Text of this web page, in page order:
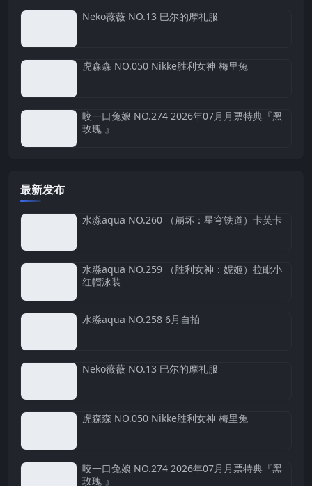
Neko薇薇 NO.13 巴尔的摩礼服
虎森森 NO.050 Nikke胜利女神 梅里兔
咬一口兔娘 NO.274 2026年07月月票特典『黑
玫瑰 』
最新发布
水淼aqua NO.260 （崩坏：星穹铁道）卡芙卡
水淼aqua NO.259 （胜利女神：妮姬）拉毗小
红帽泳装
水淼aqua NO.258 6月自拍
Neko薇薇 NO.13 巴尔的摩礼服
虎森森 NO.050 Nikke胜利女神 梅里兔
咬一口兔娘 NO.274 2026年07月月票特典『黑
玫瑰 』